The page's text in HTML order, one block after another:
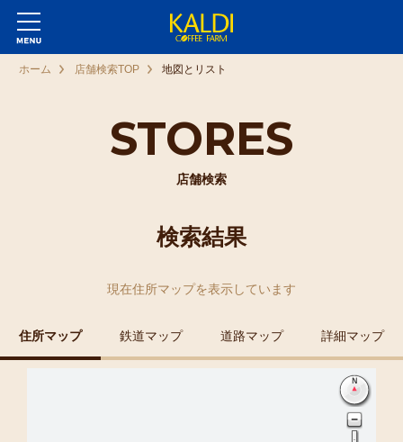
STORES
店舗検索
ホーム 店舗検索TOP 地図とリスト
検索結果
現在住所マップを表示しています
住所マップ 鉄道マップ 道路マップ 詳細マップ